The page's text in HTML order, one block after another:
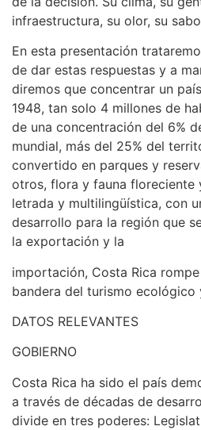
infraestructura, su olor, su
En esta presentación
de dar estas respuestas y a
diremos que concentrar un
1948, tan solo 4 millones de
de una concentración del 6%
mundial, más del 25% del
convertido en parques y
otros, flora y fauna floreciente
letrada y multilingüística, con
desarrollo para la región que
la exportación y la
importación, Costa Rica
bandera del turismo ecológico
DATOS RELEVANTES
GOBIERNO
Costa Rica ha sido el país
a través de décadas de
divide en tres poderes: